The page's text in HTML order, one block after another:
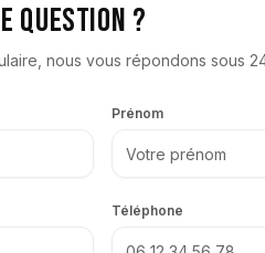
question ?
nous vous répondons sous
Prénom
Téléphone